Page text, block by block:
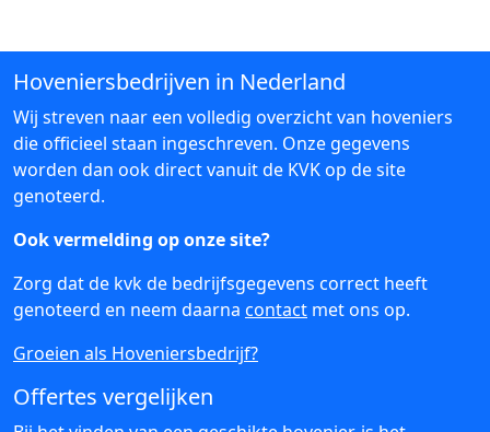
Hoveniersbedrijven in Nederland
Wij streven naar een volledig overzicht van hoveniers
die officieel staan ingeschreven. Onze gegevens
worden dan ook direct vanuit de KVK op de site
genoteerd.
Ook vermelding op onze site?
Zorg dat de kvk de bedrijfsgegevens correct heeft
genoteerd en neem daarna contact met ons op.
Groeien als Hoveniersbedrijf?
Offertes vergelijken